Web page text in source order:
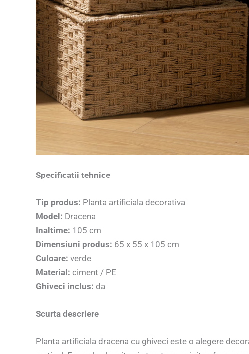
Specificatii tehnice
Tip produs: Planta artificiala decorativa
Model: Dracena
Inaltime: 105 cm
Dimensiuni produs: 65 x 55 x 105 cm
Culoare: verde
Material: ciment / PE
Ghiveci inclus: da
Scurta descriere
Planta artificiala dracena cu ghiveci este o alegere